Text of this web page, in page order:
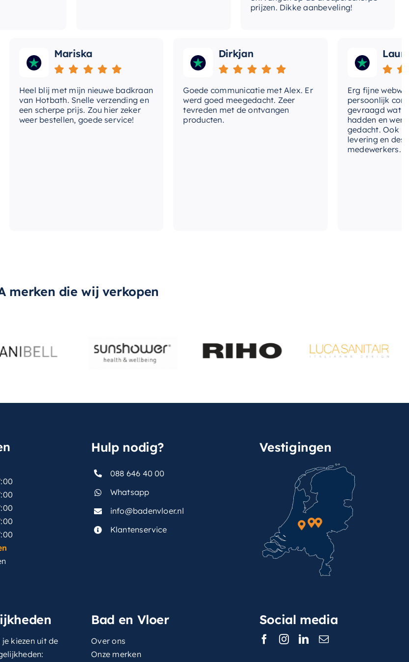
prijzen. Dikke aanbeveling!
Mariska
Heel blij met mijn nieuwe badkraan
van Hotbath. Snelle verzending en
een scherpe prijs. Zou hier zeker
weer bestellen, goede service!
Dirkjan
Goede communicatie met Alex. Er
werd goed meegedacht. Zeer
tevreden met de ontvangen
producten.
Laura
Erg fijne
persoonlijk contact
gevraagd wat we
hadden en werd
gedacht. Ook in de
levering en
medewerkers. Wij
merken die wij verkopen
Hulp nodig?
088 646 40 00
Whatsapp
info@badenvloer.nl
Klantenservice
Vestigingen
kiezen uit de
Bad en Vloer
Over ons
Onze merken
Social media